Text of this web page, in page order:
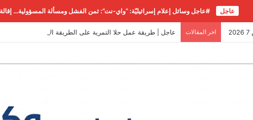
عاجل #عاجل وسائل إعلام إسرائيليّة: “واي-نت”: ثمن الفشل ومسألة المسؤولية…
اخر المقالات عاجل | طريقة عمل حلا التمرية على الطريقة الأصلية